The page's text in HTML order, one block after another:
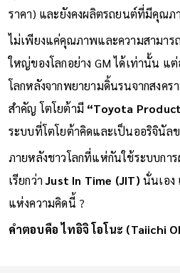
ราคา) และยังคงผลิตรถยนต์ที่มีคุณภ
ไม่เพียงแค่คุณภาพและความสามา
ใหญ่ของโลกอย่าง GM ได้เท่านั้น แ
โลกหลังจากพยายามดิ้นรนจากสงคร
สำคัญ โตโยต้ามี “Toyota
ระบบที่โตโยต้าคิดและเป็นออริจินัล
ภายหลังชาวโลกที่แห่กันใช้ระบบกา
เรียกว่าJust In Time (JIT) นั่นเอง
แห่งความคิดนี้ ?
คำตอบคือ ไทอิจิ โอโนะ (Taiichi